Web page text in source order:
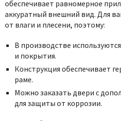
обеспечивает равномерное
аккуратный внешний вид. Для
от влаги и плесени, поэтому:
В производстве
и покрытия.
Конструкция обеспечивает
раме.
Можно заказать двери с
для защиты от коррозии.